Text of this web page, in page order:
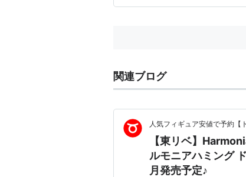
す。 100均だと気軽に買
関連ブログ
人気フィギュア安値で予約【
【東リベ】
ルモニアハミング
月発売予定♪